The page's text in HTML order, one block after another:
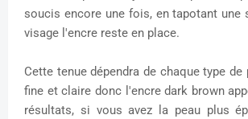
soucis encore une fois, en tapotant une
visage l'encre reste en place.
Cette tenue dépendra de chaque type de
fine et claire donc l'encre dark brown
résultats, si vous avez la peau plus